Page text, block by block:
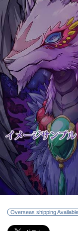
Overseas shipping Available